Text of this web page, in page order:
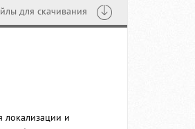
для скачивания
локализации и